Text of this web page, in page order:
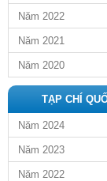
Năm 2022
Năm 2021
Năm 2020
TẠP CHÍ
Năm 2024
Năm 2023
Năm 2022